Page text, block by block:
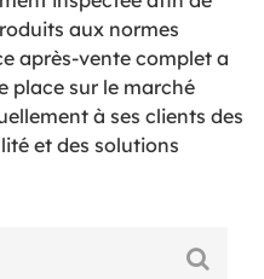
aux normes
après-vente complet a
place sur le marché
à ses clients des
et des solutions